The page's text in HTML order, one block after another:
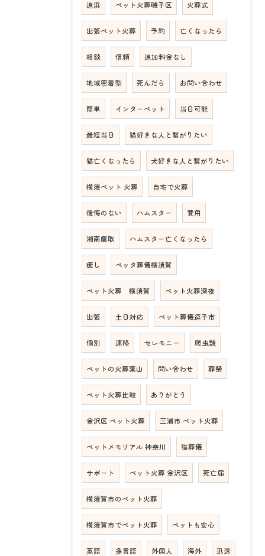
追浜 ペット火葬磯子区 火葬式
出張ペット火葬 予約 亡くなったら
相談 信頼 追加料金なし
地域密着型 死んだら お問い合わせ
簡単 インターペット 当日可能
最短当日 猫好きな人と繋がりたい
猫亡くなったら 犬好きな人と繋がりたい
横須ペット 火葬 自宅で火葬
後悔のない ハムスター 費用
湘南鷹取 ハムスター亡くなったら
癒し ペッタ葬儀横須賀
ペット火葬 横須賀 ペット火葬深夜
出張 土日対応 ペット葬儀逗子市
個別 連絡 セレモニー 爬虫類
ペットの火葬葉山 問い合わせ 葬祭
ペット火葬比較 ありがとう
金沢区 ペット火葬 三浦市 ペット火葬
ペットメモリアル 神奈川 猫葬儀
サポート ペット火葬 金沢区 死亡届
横須賀市のペット火葬
横須賀市でペット火葬 ペットも安心
英語 多言語 外国人 海外 迅速